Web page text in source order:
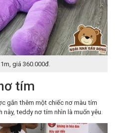
giá 360.000đ.
tím
gắn thêm một chiếc nơ màu tím
teddy nơ tím nhìn là muốn yêu.